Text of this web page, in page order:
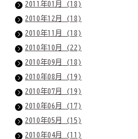
2011年01月 (18)
2010年12月 (18)
2010年11月 (18)
2010年10月 (22)
2010年09月 (18)
2010年08月 (19)
2010年07月 (19)
2010年06月 (17)
2010年05月 (15)
2010年04月 (11)